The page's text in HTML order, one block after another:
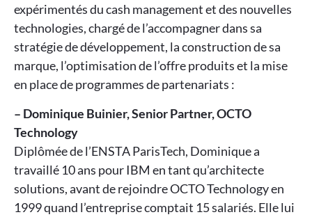
expérimentés du cash management et des nouvelles
technologies, chargé de l’accompagner dans sa
stratégie de développement, la construction de sa
marque, l’optimisation de l’offre produits et la mise
en place de programmes de partenariats :
– Dominique Buinier, Senior Partner, OCTO
Technology
Diplômée de l’ENSTA ParisTech, Dominique a
travaillé 10 ans pour IBM en tant qu’architecte
solutions, avant de rejoindre OCTO Technology en
1999 quand l’entreprise comptait 15 salariés. Elle lui